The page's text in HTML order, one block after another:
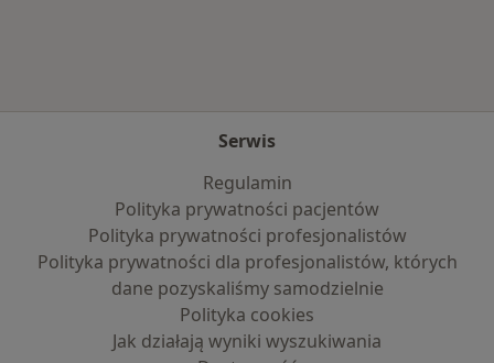
Serwis
Regulamin
Polityka prywatności pacjentów
Polityka prywatności profesjonalistów
Polityka prywatności dla profesjonalistów, których
dane pozyskaliśmy samodzielnie
Polityka cookies
Jak działają wyniki wyszukiwania